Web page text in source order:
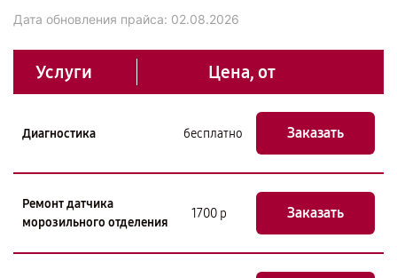
Дата обновления прайса: 02.08.2026
Услуги Цена, от
Диагностика бесплатно Заказать
Ремонт датчика
морозильного отделения
1700 р Заказать